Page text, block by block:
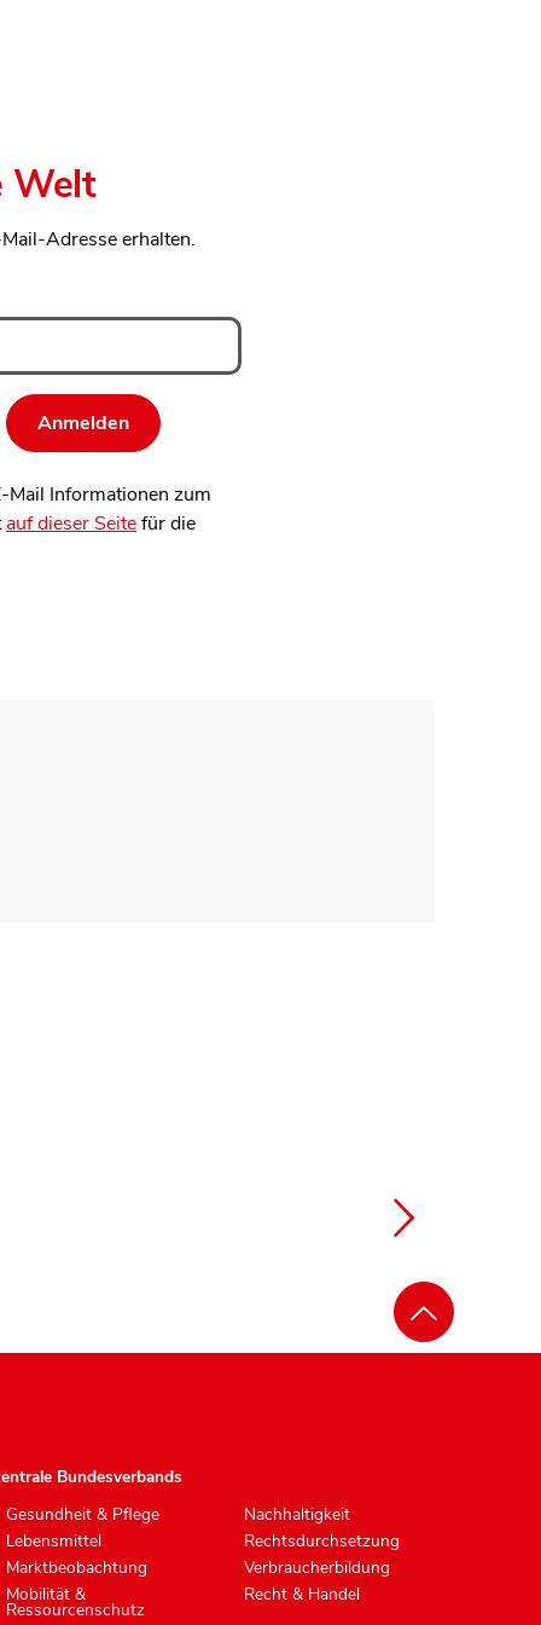
Welt
Adresse erhalten.
Mail Informationen zum
auf dieser Seitefür die
Bundesverbands
Gesundheit & Pflege
Lebensmittel
Marktbeobachtung
Mobilität &
Ressourcenschutz
Nachhaltigkeit
Rechtsdurchsetzung
Verbraucherbildung
Recht & Handel